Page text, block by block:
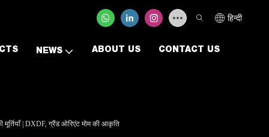
हिन्दी
NEWS ABOUT US CONTACT US
मूर्तियाँ | DXDF, ग्रैंड ओरिएंट मोम की आकृति